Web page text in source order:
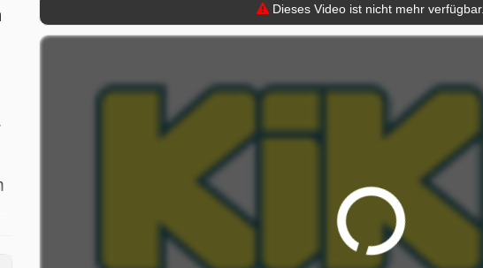
Dieses Video ist nicht mehr verfügbar.